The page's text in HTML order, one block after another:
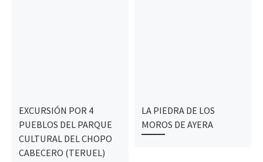
EXCURSIÓN POR 4
PUEBLOS DEL PARQUE
CULTURAL DEL CHOPO
CABECERO (TERUEL)
LA PIEDRA DE LOS
MOROS DE AYERA